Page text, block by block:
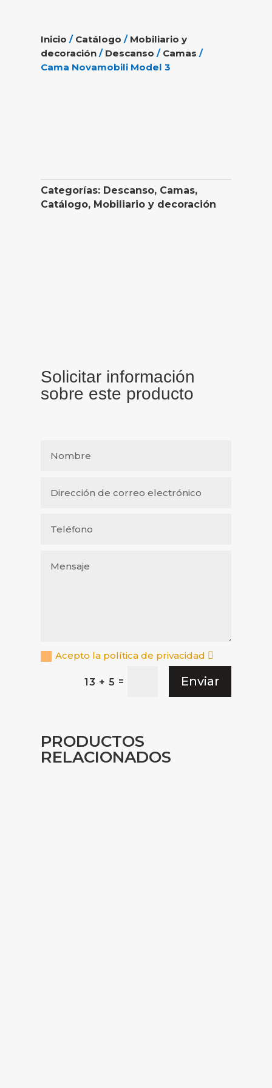
Inicio / Catálogo / Mobiliario y
decoración / Descanso / Camas /
Cama Novamobili Model 3
Categorías: Descanso, Camas,
Catálogo, Mobiliario y decoración
Solicitar información
sobre este producto
Acepto la política de privacidad
13 + 5 = Enviar
PRODUCTOS
RELACIONADOS